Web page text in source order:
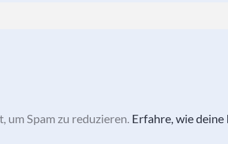
Spam zu reduzieren. Erfahre, wie